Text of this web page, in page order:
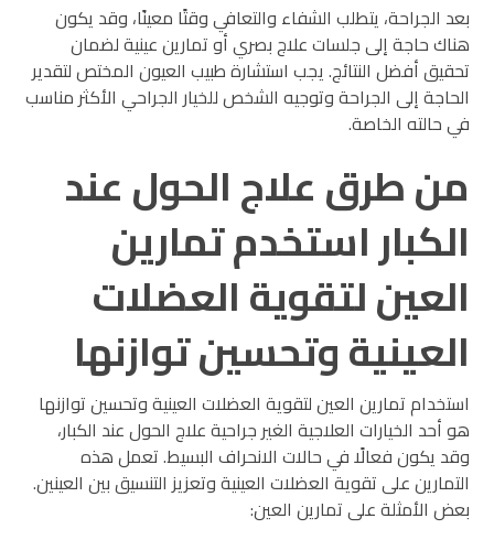
بعد الجراحة، يتطلب الشفاء والتعافي وقتًا معينًا، وقد يكون
هناك حاجة إلى جلسات علاج بصري أو تمارين عينية لضمان
تحقيق أفضل النتائج. يجب استشارة طبيب العيون المختص لتقدير
الحاجة إلى الجراحة وتوجيه الشخص للخيار الجراحي الأكثر مناسب
في حالته الخاصة.
من طرق علاج الحول عند
الكبار استخدم تمارين
العين لتقوية العضلات
العينية وتحسين توازنها
استخدام تمارين العين لتقوية العضلات العينية وتحسين توازنها
هو أحد الخيارات العلاجية الغير جراحية علاج الحول عند الكبار،
وقد يكون فعالًا في حالات الانحراف البسيط. تعمل هذه
التمارين على تقوية العضلات العينية وتعزيز التنسيق بين العينين.
بعض الأمثلة على تمارين العين: